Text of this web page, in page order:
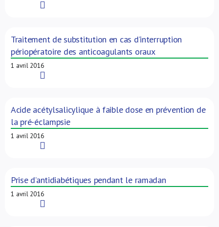
Traitement de substitution en cas d’interruption
périopératoire des anticoagulants oraux
1 avril 2016
Acide acétylsalicylique à faible dose en prévention de
la pré-éclampsie
1 avril 2016
Prise d’antidiabétiques pendant le ramadan
1 avril 2016